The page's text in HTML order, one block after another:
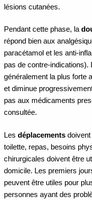
lésions cutanées.
Pendant cette phase, la
répond bien aux
paracétamol et les anti-
pas de contre-indications).
généralement la plus forte
et diminue
pas aux médicaments
consultée.
Les déplacements
toilette, repas, besoins
chirurgicales doivent être
domicile. Les premiers
peuvent être utiles pour
personnes ayant des